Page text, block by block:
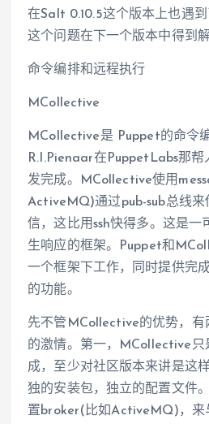
在Salt 0.10.5这个版本上也遇
这个问题在下一个版本中得到解
命令编排和远程执行
MCollective
MCollective是 Puppet的命令
R.I.Pienaar在PuppetLabs那
发完成。MCollective使用
ActiveMQ)通过pub-sub总线来
信，这比用ssh快得多。这是一
生响应的框架。Puppet和
一个框架下工作，同时提供完
的功能。
先不管MCollective的优势，有
的激情。第一，MCollective只
成，至少对社区版本来讲是这
独的安装包，独立的配置文件
置broker(比如ActiveMQ)，